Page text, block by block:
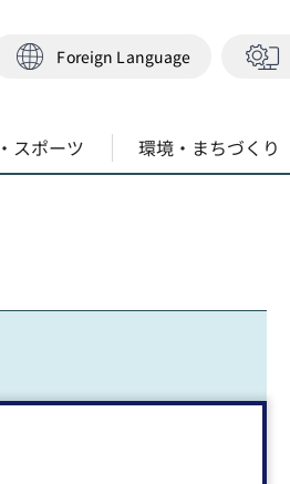
Foreign Language
スポーツ 環境・まちづくり